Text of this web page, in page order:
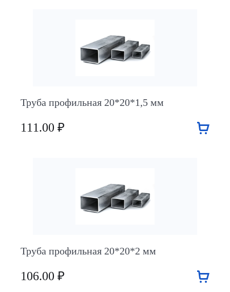
Труба профильная 20*20*1,5 мм
111.00 ₽
Труба профильная 20*20*2 мм
106.00 ₽